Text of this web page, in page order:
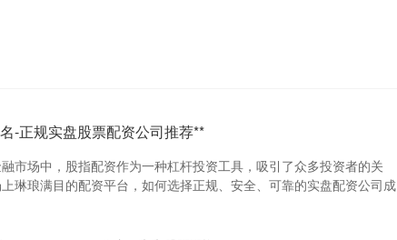
-正规实盘股票配资公司推荐**
市场中，股指配资作为一种杠杆投资工具，吸引了众多投资者的关
琳琅满目的配资平台，如何选择正规、安全、可靠的实盘配资公司成